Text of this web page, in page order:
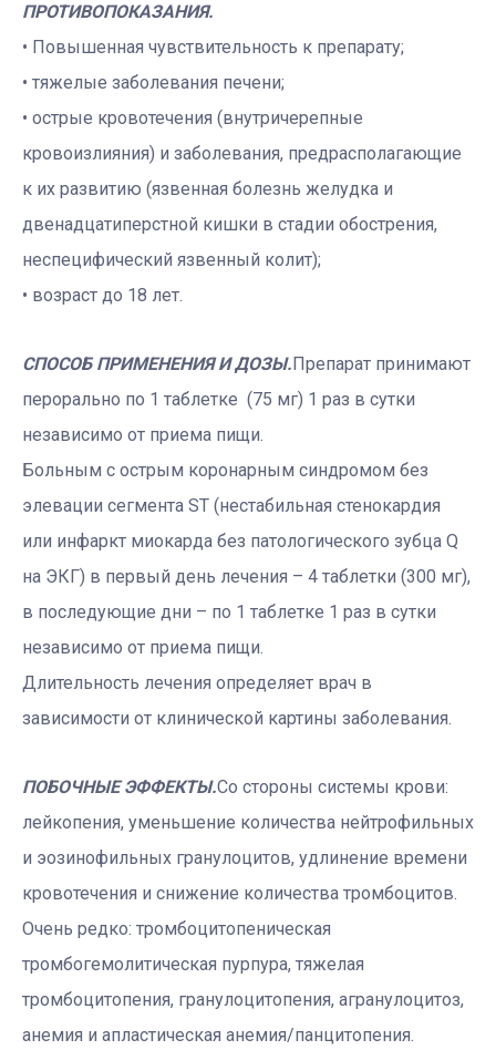
ПРОТИВОПОКАЗАНИЯ.
• Повышенная чувствительность к препарату;
• тяжелые заболевания печени;
• острые кровотечения (внутричерепные
кровоизлияния) и заболевания, предрасполагающие
к их развитию (язвенная болезнь желудка и
двенадцатиперстной кишки в стадии обострения,
неспецифический язвенный колит);
• возраст до 18 лет.
СПОСОБ ПРИМЕНЕНИЯ И ДОЗЫ.Препарат принимают
перорально по 1 таблетке (75 мг) 1 раз в сутки
независимо от приема пищи.
Больным с острым коронарным синдромом без
элевации сегмента ST (нестабильная стенокардия
или инфаркт миокарда без патологического зубца Q
на ЭКГ) в первый день лечения – 4 таблетки (300 мг),
в последующие дни – по 1 таблетке 1 раз в сутки
независимо от приема пищи.
Длительность лечения определяет врач в
зависимости от клинической картины заболевания.
ПОБОЧНЫЕ ЭФФЕКТЫ.Со стороны системы крови:
лейкопения, уменьшение количества нейтрофильных
и эозинофильных гранулоцитов, удлинение времени
кровотечения и снижение количества тромбоцитов.
Очень редко: тромбоцитопеническая
тромбогемолитическая пурпура, тяжелая
тромбоцитопения, гранулоцитопения, агранулоцитоз,
анемия и апластическая анемия/панцитопения.